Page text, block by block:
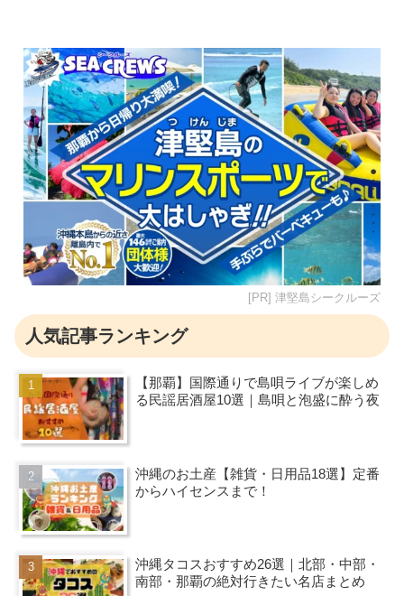
[PR] 津堅島シークルーズ
人気記事ランキング
【那覇】国際通りで島唄ライブが楽しめ
る民謡居酒屋10選｜島唄と泡盛に酔う夜
沖縄のお土産【雑貨・日用品18選】定番
からハイセンスまで！
沖縄タコスおすすめ26選｜北部・中部・
南部・那覇の絶対行きたい名店まとめ